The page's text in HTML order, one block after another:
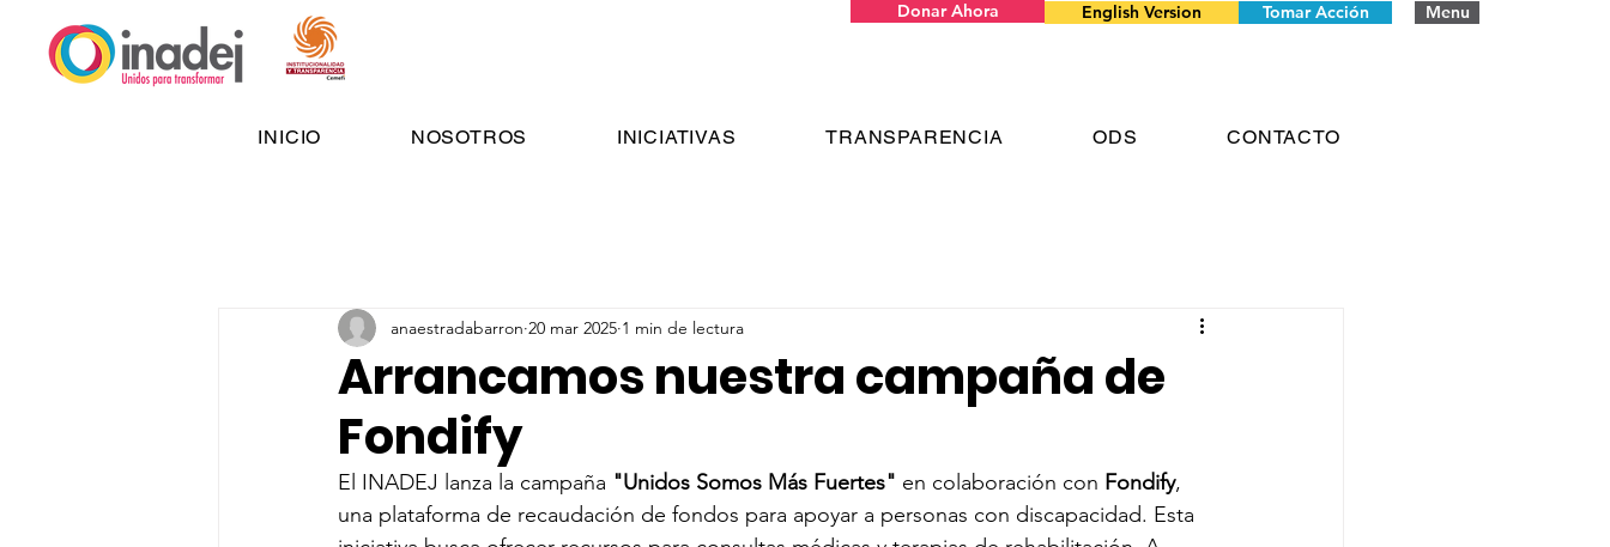
Donar Ahora English Version Tomar Acción Menu
INICIO NOSOTROS INICIATIVAS TRANSPARENCIA ODS CONTACTO
Arrancamos nuestra campaña de
Fondify
anaestradabarron 20 mar 2025 1 min de lectura
El INADEJ lanza la campaña "Unidos Somos Más Fuertes" en colaboración con Fondify,
una plataforma de recaudación de fondos para apoyar a personas con discapacidad. Esta